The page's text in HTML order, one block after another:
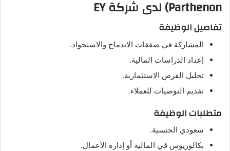
Parthenon) لدى شركة EY
تفاصيل الوظيفة
المشاركة في صفقات الاندماج والاستحواذ.
إعداد الدراسات المالية.
تحليل الفرص الاستثمارية.
تقديم التوصيات للعملاء.
متطلبات الوظيفة
سعودي الجنسية.
بكالوريوس في المالية أو إدارة الأعمال.